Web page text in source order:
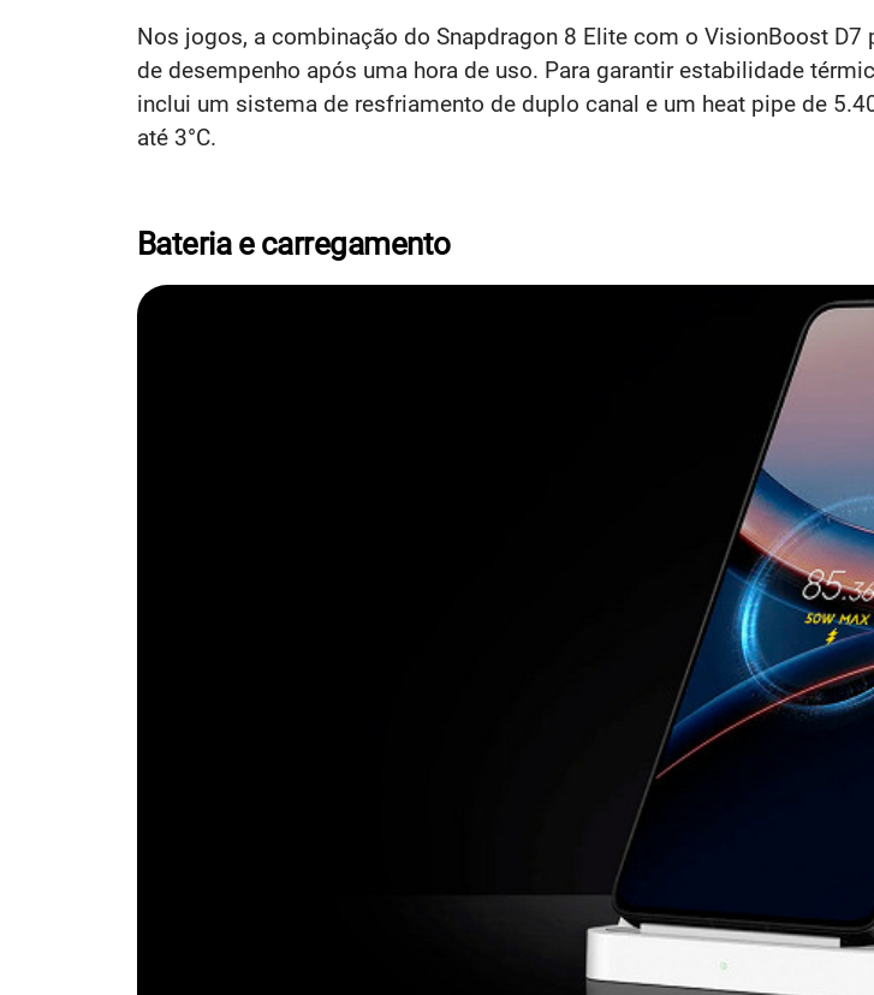
Nos jogos, a combinação do Snapdragon 8 Elite com o VisionBoost D7
de desempenho após uma hora de uso. Para garantir estabilidade
inclui um sistema de resfriamento de duplo canal e um heat pipe de
até 3°C.
Bateria e carregamento